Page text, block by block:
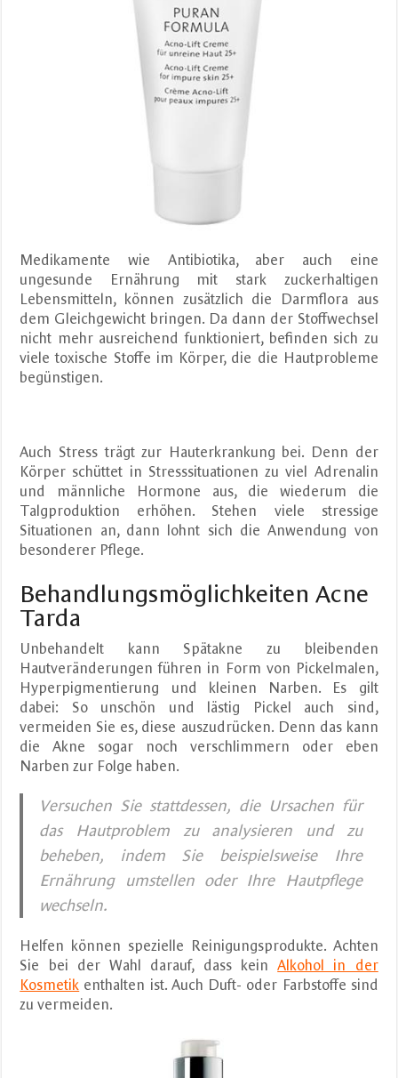
Medikamente wie Antibiotika, aber auch eine
ungesunde Ernährung mit stark zuckerhaltigen
Lebensmitteln, können zusätzlich die Darmflora aus
dem Gleichgewicht bringen. Da dann der Stoffwechsel
nicht mehr ausreichend funktioniert, befinden sich zu
viele toxische Stoffe im Körper, die die Hautprobleme
begünstigen.
Auch Stress trägt zur Hauterkrankung bei. Denn der
Körper schüttet in Stresssituationen zu viel Adrenalin
und männliche Hormone aus, die wiederum die
Talgproduktion erhöhen. Stehen viele stressige
Situationen an, dann lohnt sich die Anwendung von
besonderer Pflege.
Behandlungsmöglichkeiten Acne
Tarda
Unbehandelt kann Spätakne zu bleibenden
Hautveränderungen führen in Form von Pickelmalen,
Hyperpigmentierung und kleinen Narben. Es gilt
dabei: So unschön und lästig Pickel auch sind,
vermeiden Sie es, diese auszudrücken. Denn das kann
die Akne sogar noch verschlimmern oder eben
Narben zur Folge haben.
Versuchen Sie stattdessen, die Ursachen für
das Hautproblem zu analysieren und zu
beheben, indem Sie beispielsweise Ihre
Ernährung umstellen oder Ihre Hautpflege
wechseln.
Helfen können spezielle Reinigungsprodukte. Achten
Sie bei der Wahl darauf, dass keinAlkohol in der
Kosmetik enthalten ist. Auch Duft- oder Farbstoffe sind
zu vermeiden.